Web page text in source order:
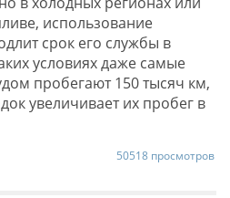
использование
срок его службы в
условиях даже самые
пробегают 150 тысяч км,
увеличивает их пробег в
50518 просмотров